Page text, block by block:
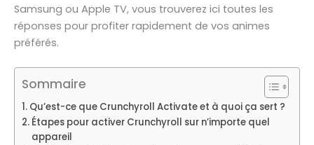
Samsung ou Apple TV, vous trouverez ici toutes les
réponses pour profiter rapidement de vos animes
préférés.
Sommaire
Qu’est-ce que Crunchyroll Activate et à quoi ça sert ?
Étapes pour activer Crunchyroll sur n’importe quel
appareil